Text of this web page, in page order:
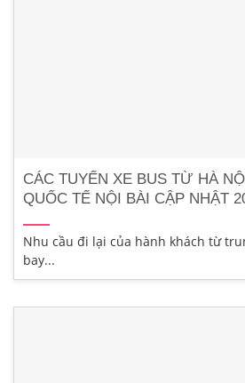
CÁC TUYẾN XE BUS TỪ HÀ
QUỐC TẾ NỘI BÀI CẬP NHẬT
Nhu cầu đi lại của hành khách từ
bay...